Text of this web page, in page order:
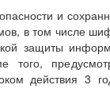
и
в том числе
защиты
действия 3